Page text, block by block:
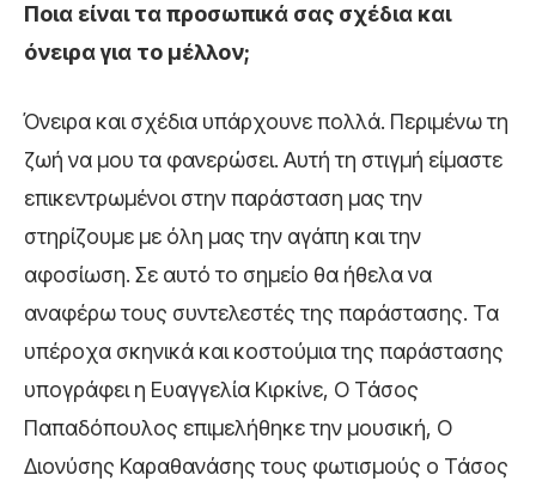
Ποια είναι τα προσωπικά σας σχέδια και
όνειρα για το μέλλον;
Όνειρα και σχέδια υπάρχουνε πολλά. Περιμένω τη
ζωή να μου τα φανερώσει. Αυτή τη στιγμή είμαστε
επικεντρωμένοι στην παράσταση μας την
στηρίζουμε με όλη μας την αγάπη και την
αφοσίωση. Σε αυτό το σημείο θα ήθελα να
αναφέρω τους συντελεστές της παράστασης. Τα
υπέροχα σκηνικά και κοστούμια της παράστασης
υπογράφει η Ευαγγελία Κιρκίνε, Ο Τάσος
Παπαδόπουλος επιμελήθηκε την μουσική, Ο
Διονύσης Καραθανάσης τους φωτισμούς ο Τάσος